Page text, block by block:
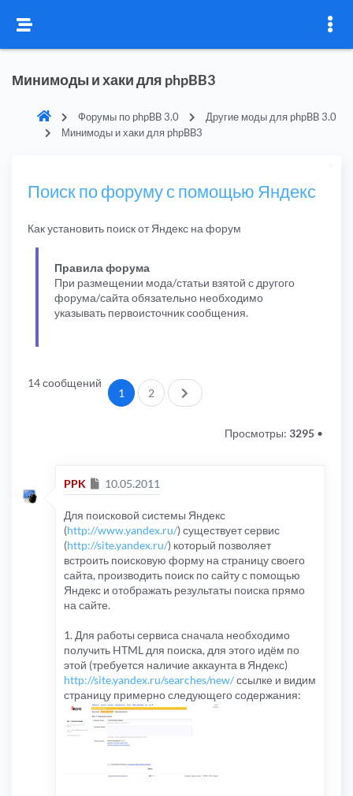
Минимоды и хаки для phpBB3
Форумы по phpBB 3.0
Другие моды для phpBB 3.0
Минимоды и хаки для phpBB3
Поиск по форуму с помощью Яндекс
Как установить поиск от Яндекс на форум
Правила форума
При размещении мода/статьи взятой с другого
форума/сайта обязательно необходимо
указывать первоисточник сообщения.
14 сообщений
1 2 След.
Просмотры: 3295 •
PPK Сообщение
10.05.2011
Для поисковой системы Яндекс
(http://www.yandex.ru/) существует сервис
(http://site.yandex.ru/) который позволяет
встроить поисковую форму на страницу своего
сайта, производить поиск по сайту с помощью
Яндекс и отображать результаты поиска прямо
на сайте.
1. Для работы сервиса сначала необходимо
получить HTML для поиска, для этого идём по
этой (требуется наличие аккаунта в Яндекс)
http://site.yandex.ru/searches/new/ссылке и видим
страницу примерно следующего содержания: